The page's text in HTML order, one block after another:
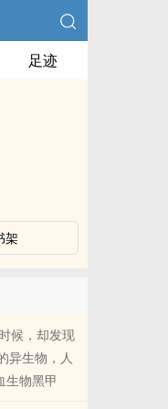
足迹
架
候，却发现
异生物，人
生物黑甲